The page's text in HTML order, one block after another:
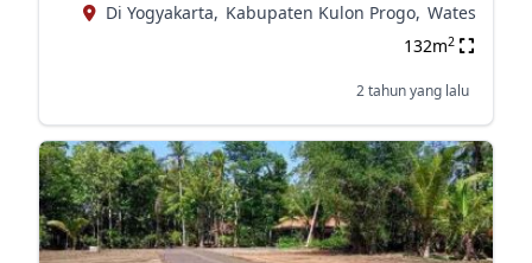
Di Yogyakarta, Kabupaten Kulon Progo, Wates
132m2
2 tahun yang lalu